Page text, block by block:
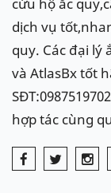
dịch vụ
quy. Các đại lý
và AtlasBx tốt
hợp tác cùng